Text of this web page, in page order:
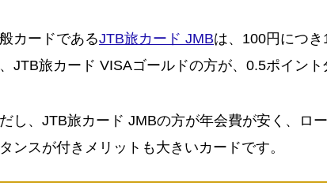
カードであるJTB旅カード JMBは、100円につ
JTB旅カード VISAゴールドの方が、0.5ポイント
し、JTB旅カード JMBの方が年会費が安く、ロ
ンスが付きメリットも大きいカードです。